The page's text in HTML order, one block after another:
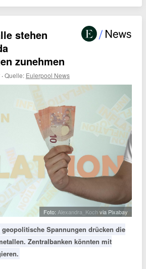
stehen
zunehmen
·Quelle: Eulerpool News
Foto: Alexandra_Koch via Pixabay
Spannungen drücken die
Zentralbanken könnten mit